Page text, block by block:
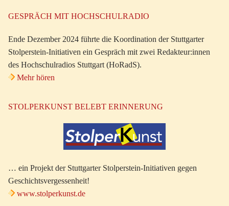
GESPRÄCH MIT HOCHSCHULRADIO
Ende Dezember 2024 führte die Koordination der Stuttgarter
Stolperstein-Initiativen ein Gespräch mit zwei Redakteur:innen
des Hochschulradios Stuttgart (HoRadS).
Mehr hören
STOLPERKUNST BELEBT ERINNERUNG
… ein Projekt der Stuttgarter Stolperstein-Initiativen gegen
Geschichtsvergessenheit!
www.stolperkunst.de